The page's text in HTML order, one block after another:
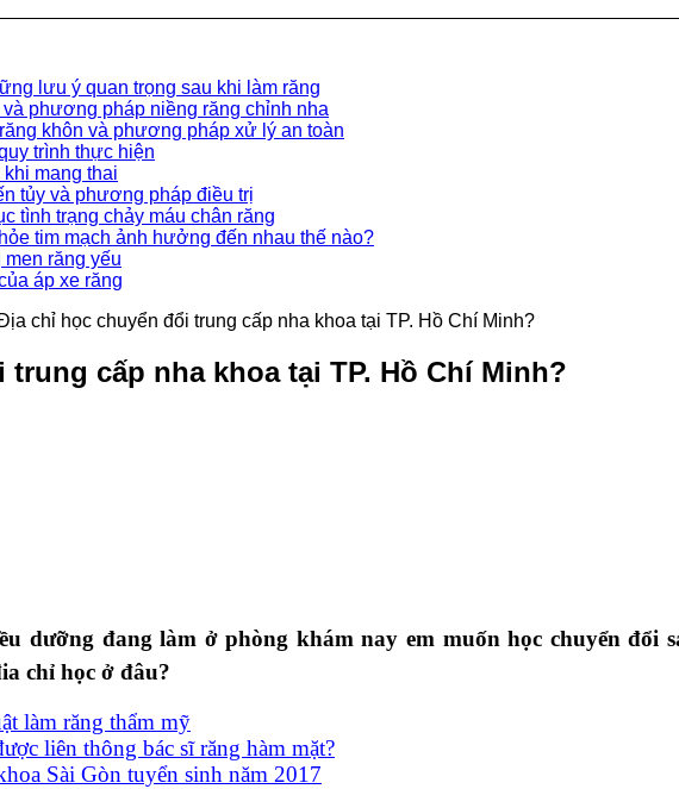
lưu ý quan trọng sau khi làm răng
phương pháp niềng răng chỉnh nha
khôn và phương pháp xử lý an toàn
trình thực hiện
mang thai
tủy và phương pháp điều trị
tình trạng chảy máu chân răng
tim mạch ảnh hưởng đến nhau thế nào?
răng yếu
áp xe răng
chỉ học chuyển đổi trung cấp nha khoa tại TP. Hồ Chí Minh?
cấp nha khoa tại TP. Hồ Chí Minh?
dưỡng đang làm ở phòng khám nay em muốn học chuyển đổi
chỉ học ở đâu?
làm răng thẩm mỹ
liên thông bác sĩ răng hàm mặt?
Sài Gòn tuyển sinh năm 2017